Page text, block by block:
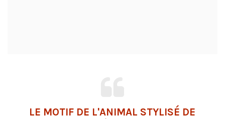
LE MOTIF DE L'ANIMAL STYLISÉ DE